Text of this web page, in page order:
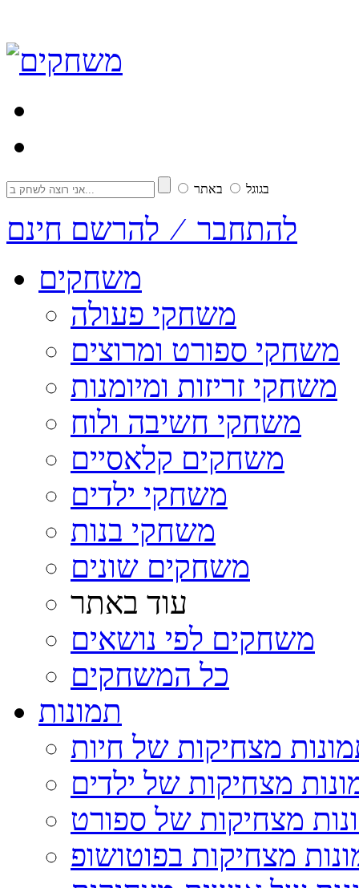
בגוגל באתר
להתחבר ⁄ להרשם חינם
משחקים
משחקי פעולה
משחקי ספורט ומרוצים
משחקי זריזות ומיומנות
משחקי חשיבה ולוח
משחקים קלאסיים
משחקי ילדים
משחקי בנות
משחקים שונים
עוד באתר
משחקים לפי נושאים
כל המשחקים
תמונות
מצחיקות של חיות
מצחיקות של ילדים
מצחיקות של ספורט
מצחיקות בפוטושופ